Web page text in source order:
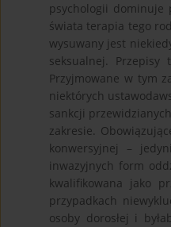
psychologii dominuje
świata terapia tego
wysuwany jest
seksualnej.
Przyjmowane w tym
niektórych
sankcji
zakresie.
konwersyjnej –
inwazyjnych form
kwalifikowana jako
przypadkach
osoby dorosłej i